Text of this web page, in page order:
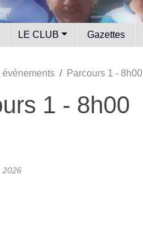
LE CLUB Gazettes
évènements Parcours 1 - 8h00
1 - 8h00
2026